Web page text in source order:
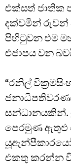
එක්සත් ජාතික
දක්වමින් රුවන්
පිහිටුවන එම
එජාපය වන
“රනිල්
සන්ධානයකින්.
පෙරමුණ ඇතුළු
යූඇන්පීකාරයෝ
එකතු කරන්න